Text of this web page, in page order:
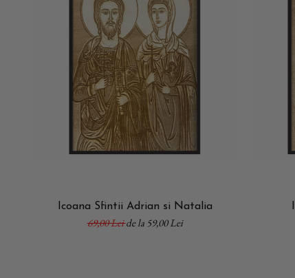
Icoana Sfintii Adrian si Natalia
69,00 Leide la 59,00 Lei